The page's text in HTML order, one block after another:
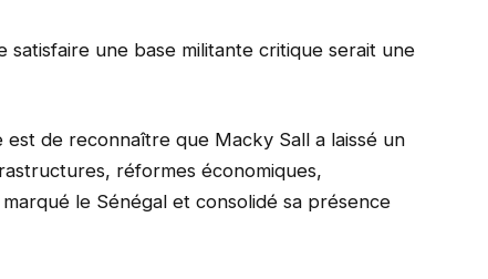
une base militante critique serait une
de reconnaître que Macky Sall a laissé un
réformes économiques,
le Sénégal et consolidé sa présence